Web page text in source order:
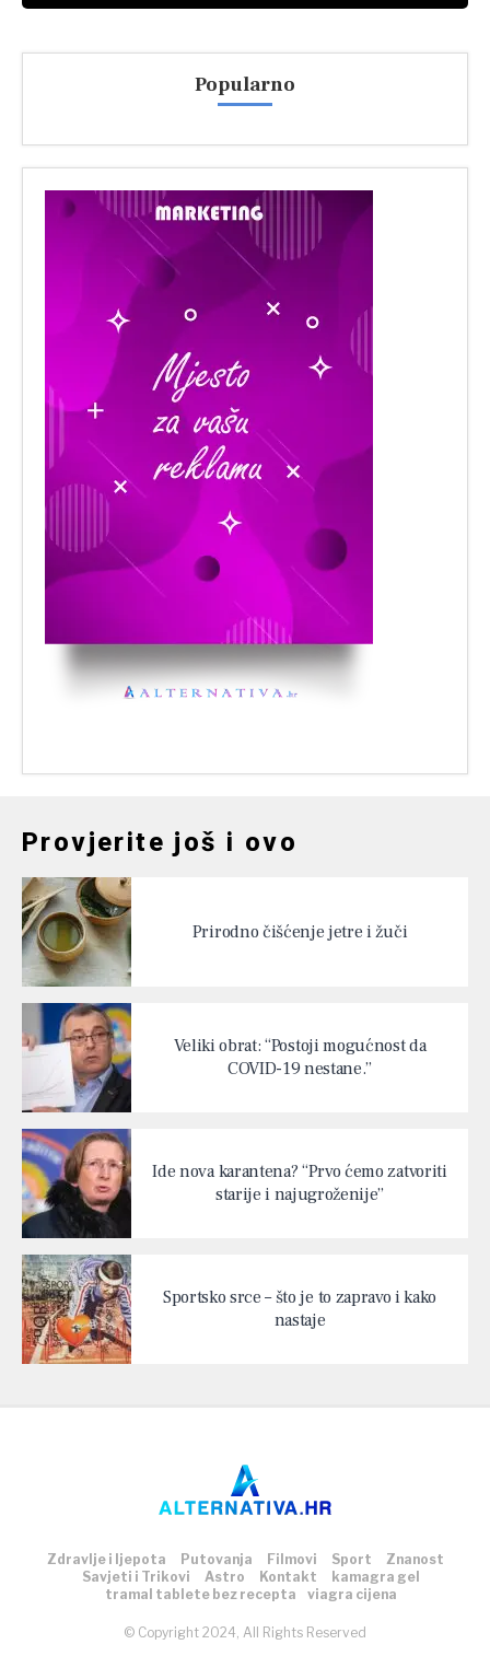
Popularno
Provjerite još i ovo
Prirodno čišćenje jetre i žuči
Veliki obrat: “Postoji mogućnost da
COVID-19 nestane.”
Ide nova karantena? “Prvo ćemo zatvoriti
starije i najugroženije”
Sportsko srce – što je to zapravo i kako
nastaje
Zdravlje i ljepota Putovanja Filmovi Sport
Znanost
Savjeti i Trikovi
Astro Kontakt
kamagra gel
tramal tablete bez recepta
viagra cijena
© Copyright 2024, All Rights Reserved